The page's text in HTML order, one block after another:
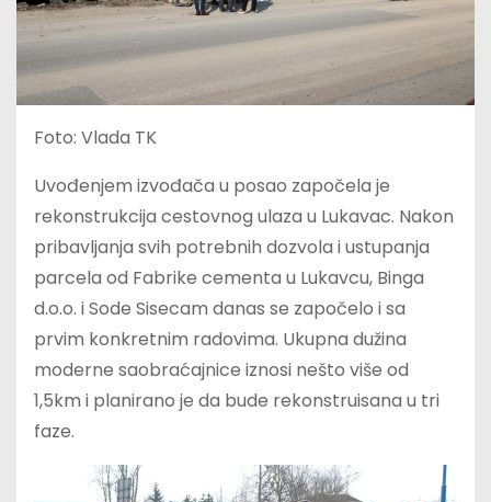
Foto: Vlada TK
Uvođenjem izvođača u posao započela je
rekonstrukcija cestovnog ulaza u Lukavac. Nakon
pribavljanja svih potrebnih dozvola i ustupanja
parcela od Fabrike cementa u Lukavcu, Binga
d.o.o. i Sode Sisecam danas se započelo i sa
prvim konkretnim radovima. Ukupna dužina
moderne saobraćajnice iznosi nešto više od
1,5km i planirano je da bude rekonstruisana u tri
faze.